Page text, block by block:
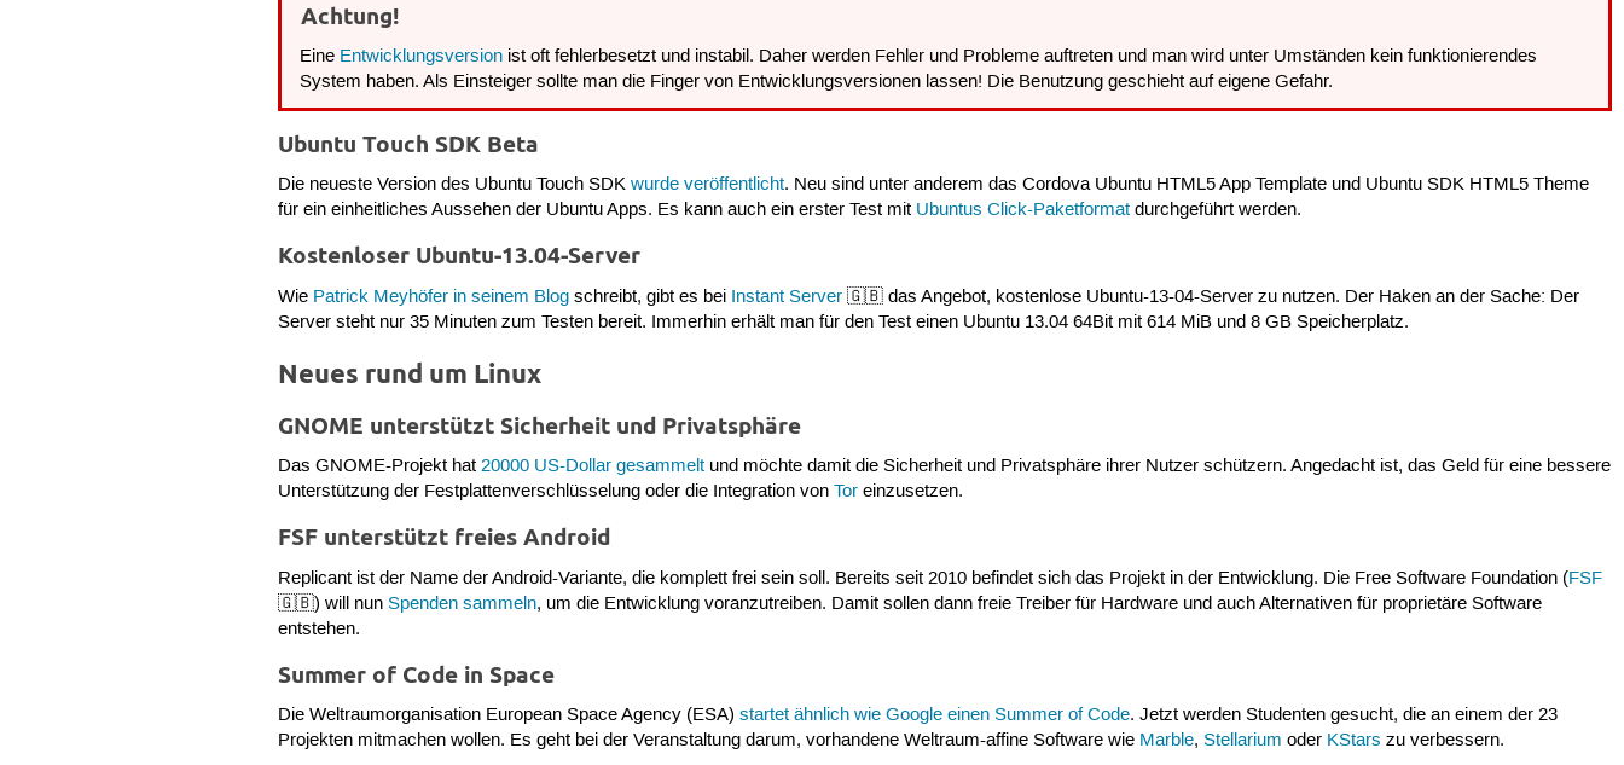
Achtung!
Eine Entwicklungsversion ist oft fehlerbesetzt und instabil. Daher werden Fehler und Probleme auftreten und man wird unter Umständen kein funktionierendes
System haben. Als Einsteiger sollte man die Finger von Entwicklungsversionen lassen! Die Benutzung geschieht auf eigene Gefahr.
Ubuntu Touch SDK Beta
Die neueste Version des Ubuntu Touch SDKwurde veröffentlicht. Neu sind unter anderem das Cordova Ubuntu HTML5 App Template und Ubuntu SDK HTML5 Theme
für ein einheitliches Aussehen der Ubuntu Apps. Es kann auch ein erster Test mit Ubuntus Click-Paketformat durchgeführt werden.
Kostenloser Ubuntu-13.04-Server
Wie Patrick Meyhöfer in seinem Blog schreibt, gibt es bei Instant Server 🇬🇧 das Angebot, kostenlose Ubuntu-13-04-Server zu nutzen. Der Haken an der Sache: Der
Server steht nur 35 Minuten zum Testen bereit. Immerhin erhält man für den Test einen Ubuntu 13.04 64Bit mit 614 MiB und 8 GB Speicherplatz.
Neues rund um Linux
GNOME unterstützt Sicherheit und Privatsphäre
Das GNOME-Projekt hat20000 US-Dollar gesammelt und möchte damit die Sicherheit und Privatsphäre ihrer Nutzer schützern. Angedacht ist, das Geld für eine bessere
Unterstützung der Festplattenverschlüsselung oder die Integration vonTor einzusetzen.
FSF unterstützt freies Android
Replicant ist der Name der Android-Variante, die komplett frei sein soll. Bereits seit 2010 befindet sich das Projekt in der Entwicklung. Die Free Software Foundation (FSF
🇬🇧) will nunSpenden sammeln, um die Entwicklung voranzutreiben. Damit sollen dann freie Treiber für Hardware und auch Alternativen für proprietäre Software
entstehen.
Summer of Code in Space
Die Weltraumorganisation European Space Agency (ESA)startet ähnlich wie Google einen Summer of Code. Jetzt werden Studenten gesucht, die an einem der 23
Projekten mitmachen wollen. Es geht bei der Veranstaltung darum, vorhandene Weltraum-affine Software wie Marble,Stellarium oder KStars zu verbessern.